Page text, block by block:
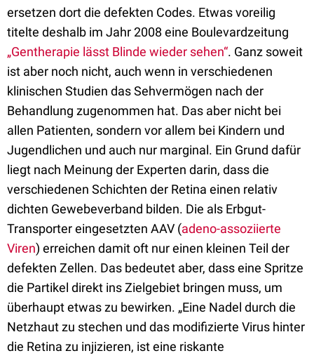
ersetzen dort die defekten Codes. Etwas voreilig
titelte deshalb im Jahr 2008 eine Boulevardzeitung
„Gentherapie lässt Blinde wieder sehen“. Ganz soweit
ist aber noch nicht, auch wenn in verschiedenen
klinischen Studien das Sehvermögen nach der
Behandlung zugenommen hat. Das aber nicht bei
allen Patienten, sondern vor allem bei Kindern und
Jugendlichen und auch nur marginal. Ein Grund dafür
liegt nach Meinung der Experten darin, dass die
verschiedenen Schichten der Retina einen relativ
dichten Gewebeverband bilden. Die als Erbgut-
Transporter eingesetzten AAV (adeno-assoziierte
Viren) erreichen damit oft nur einen kleinen Teil der
defekten Zellen. Das bedeutet aber, dass eine Spritze
die Partikel direkt ins Zielgebiet bringen muss, um
überhaupt etwas zu bewirken. „Eine Nadel durch die
Netzhaut zu stechen und das modifizierte Virus hinter
die Retina zu injizieren, ist eine riskante